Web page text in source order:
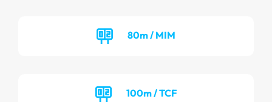
80m / MIM
100m / TCF